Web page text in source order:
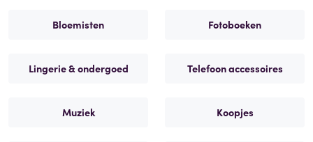
Bloemisten Fotoboeken
Lingerie & ondergoed Telefoon accessoires
Muziek Koopjes